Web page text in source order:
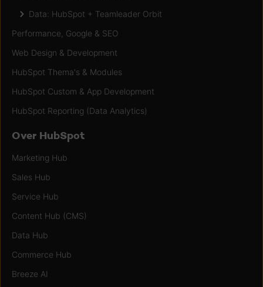
Data: HubSpot + Teamleader Orbit
Performance, Google & SEO
Web Design & Development
HubSpot Thema's & Modules
HubSpot Custom & App Development
HubSpot Reporting (Data Analytics)
Over HubSpot
Marketing Hub
Sales Hub
Service Hub
Content Hub (CMS)
Data Hub
Commerce Hub
Breeze AI